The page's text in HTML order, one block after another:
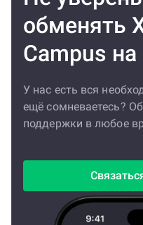
обменять
Campus на
У нас есть вся
ещё сомневаетесь?
поддержки в любое